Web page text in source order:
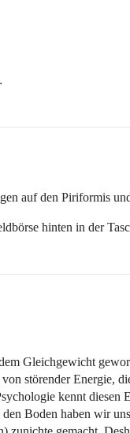
auf den Piriformis
hinten in der
Gleichgewicht
störender Energie,
kennt
Boden haben wir